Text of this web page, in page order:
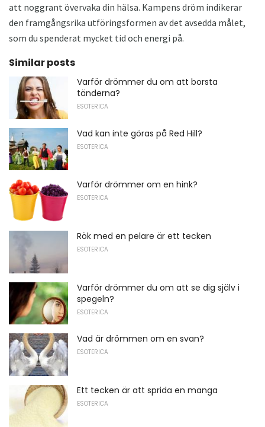
att noggrant övervaka din hälsa. Kampens dröm indikerar
den framgångsrika utföringsformen av det avsedda målet,
som du spenderat mycket tid och energi på.
Similar posts
Varför drömmer du om att borsta
tänderna?
ESOTERICA
Vad kan inte göras på Red Hill?
ESOTERICA
Varför drömmer om en hink?
ESOTERICA
Rök med en pelare är ett tecken
ESOTERICA
Varför drömmer du om att se dig själv i
spegeln?
ESOTERICA
Vad är drömmen om en svan?
ESOTERICA
Ett tecken är att sprida en manga
ESOTERICA